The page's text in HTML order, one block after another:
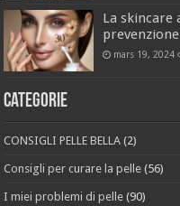
La skincare
mars 19, 2024
Categorie
CONSIGLI PELLE BELLA (2)
Consigli per curare la pelle (56)
I miei problemi di pelle (90)